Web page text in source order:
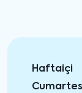
Haftaiçi